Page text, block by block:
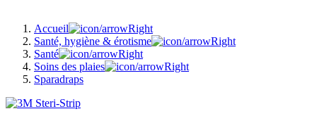
Accueil
Santé, hygiène & érotisme
Santé
Soins des plaies
Sparadraps